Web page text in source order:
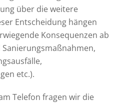
über die weitere
Entscheidung hängen
Konsequenzen ab
etc.).
Telefon fragen wir die